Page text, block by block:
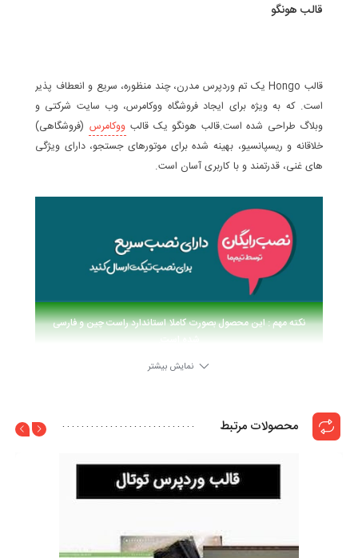
قالب هونگو
قالب Hongo یک تم وردپرس مدرن، چند منظوره، سریع و انعطاف پذیر
است. که به ویژه برای ایجاد فروشگاه ووکامرس، وب سایت شرکتی و
وبلاگ طراحی شده است.قالب هونگو یک قالب ووکامرس (فروشگاهی)
خلاقانه و ریسپانسیو، بهینه شده برای موتورهای جستجو، دارای ویژگی
های غنی، قدرتمند و با کاربری آسان است.
نکته مهم : این محصول بصورت کاملا استاندارد راست چین و فارسی
شده است.
ChangeLog
2.4
4 سال ago
نمایش بیشتر
محصولات مرتبط